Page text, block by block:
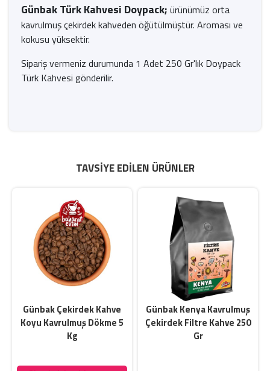
Günbak Türk Kahvesi Doypack; ürünümüz orta
kavrulmuş çekirdek kahveden öğütülmüştür. Aroması ve
kokusu yüksektir.
Sipariş vermeniz durumunda 1 Adet 250 Gr'lık Doypack
Türk Kahvesi gönderilir.
TAVSIYE EDILEN ÜRÜNLER
Günbak Çekirdek Kahve
Koyu Kavrulmuş Dökme 5
Kg
Günbak Kenya Kavrulmuş
Çekirdek Filtre Kahve 250
Gr